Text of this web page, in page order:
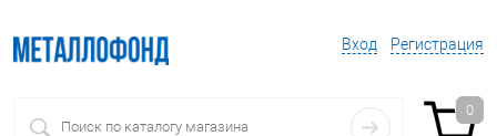
Вход Регистрация
0